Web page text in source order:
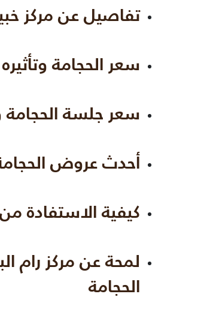
تفاصيل عن مركز
سعر الحجامة
سعر جلسة الحجامة
أحدث عروض
كيفية الاستفادة
لمحة عن مركز رام
الحجامة